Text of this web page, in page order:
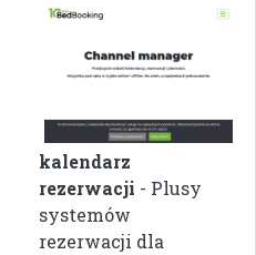
kalendarz
rezerwacji - Plusy
systemów
rezerwacji dla